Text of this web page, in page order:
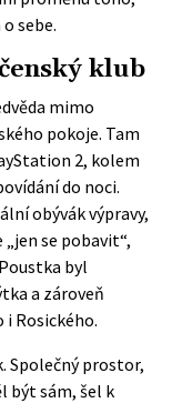
sebe.
klub
mimo
pokoje. Tam
2, kolem
do noci.
obývák výpravy,
se pobavit“,
byl
a zároveň
Rosického.
Společný prostor,
být sám, šel k